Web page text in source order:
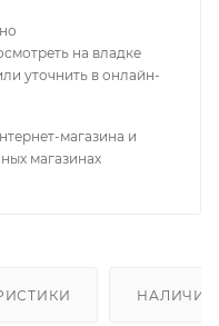
на владке
уточнить в онлайн-
магазина и
магазинах
НАЛИЧИЕ